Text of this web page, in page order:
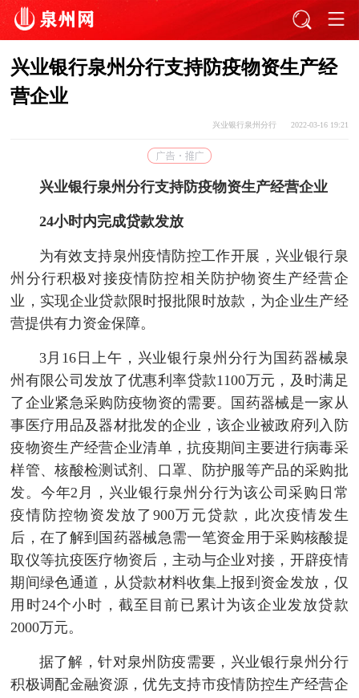
兴业银行泉州分行支持防疫物资生产经
营企业
兴业银行泉州分行 2022-03-16 19:21
兴业银行泉州分行支持防疫物资生产经营企业
24小时内完成贷款发放
为有效支持泉州疫情防控工作开展，兴业银行泉
州分行积极对接疫情防控相关防护物资生产经营企
业，实现企业贷款限时报批限时放款，为企业生产经
营提供有力资金保障。
3月16日上午，兴业银行泉州分行为国药器械泉
州有限公司发放了优惠利率贷款1100万元，及时满足
了企业紧急采购防疫物资的需要。国药器械是一家从
事医疗用品及器材批发的企业，该企业被政府列入防
疫物资生产经营企业清单，抗疫期间主要进行病毒采
样管、核酸检测试剂、口罩、防护服等产品的采购批
发。今年2月，兴业银行泉州分行为该公司采购日常
疫情防控物资发放了900万元贷款，此次疫情发生
后，在了解到国药器械急需一笔资金用于采购核酸提
取仪等抗疫医疗物资后，主动与企业对接，开辟疫情
期间绿色通道，从贷款材料收集上报到资金发放，仅
用时24个小时，截至目前已累计为该企业发放贷款
2000万元。
据了解，针对泉州防疫需要，兴业银行泉州分行
积极调配金融资源，优先支持市疫情防控生产经营企